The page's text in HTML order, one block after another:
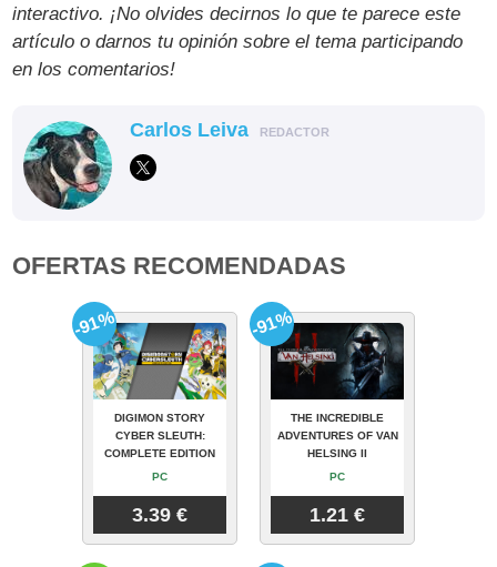
interactivo. ¡No olvides decirnos lo que te parece este
artículo o darnos tu opinión sobre el tema participando
en los comentarios!
Carlos Leiva REDACTOR
OFERTAS RECOMENDADAS
DIGIMON STORY
CYBER SLEUTH:
COMPLETE EDITION
PC
3.39 €
-91%
THE INCREDIBLE
ADVENTURES OF VAN
HELSING II
PC
1.21 €
-91%